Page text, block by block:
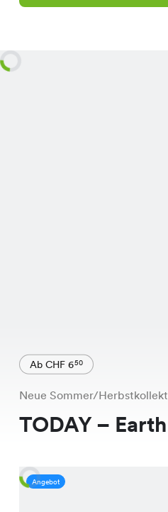
Ab CHF 650
Neue Sommer/
TODAY –
Angebot